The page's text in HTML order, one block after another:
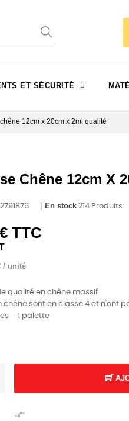
ET SÉCURITÉ
12cm x 20cm x 2ml qualité
Chêne 12cm X
2791876 En stock 214 Produits
TTC
/ unité
qualité en chêne massif
chêne sont en classe 4 et n'ont
= 1 palette
